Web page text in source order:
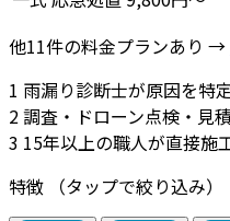
他11件の料金プランあり →
1 雨漏り診断士が原因を特
2調査・ドローン点検・見
3 15年以上の職人が直接施
特徴
（タップで絞り込み）